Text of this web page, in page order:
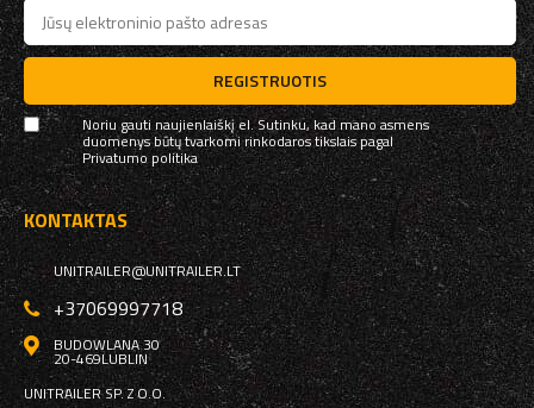
REGISTRUOTIS
Noriu gauti naujienlaiškį el. Sutinku, kad mano asmens
duomenys būtų tvarkomi rinkodaros tikslais pagal
Privatumo politika
KONTAKTAS
UNITRAILER@UNITRAILER.LT
+37069997718
BUDOWLANA 30
20-469LUBLIN
UNITRAILER SP. Z O.O.